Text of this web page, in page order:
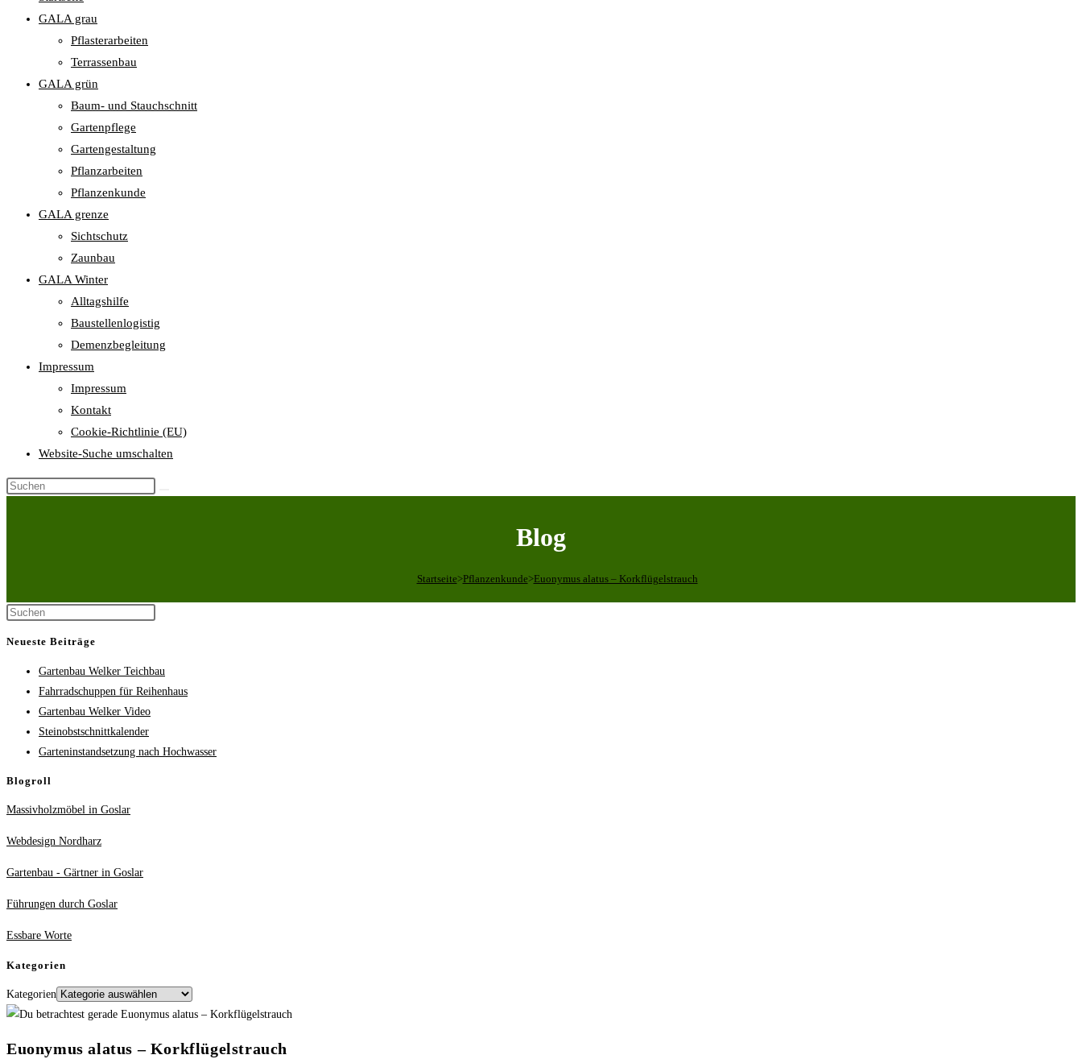
GALA grau
Pflasterarbeiten
Terrassenbau
GALA grün
Baum- und Stauchschnitt
Gartenpflege
Gartengestaltung
Pflanzarbeiten
Pflanzenkunde
GALA grenze
Sichtschutz
Zaunbau
GALA Winter
Alltagshilfe
Baustellenlogistig
Demenzbegleitung
Impressum
Impressum
Kontakt
Cookie-Richtlinie (EU)
Website-Suche umschalten
Blog
Startseite>Pflanzenkunde>Euonymus alatus – Korkflügelstrauch
Neueste Beiträge
Gartenbau Welker Teichbau
Fahrradschuppen für Reihenhaus
Gartenbau Welker Video
Steinobstschnittkalender
Garteninstandsetzung nach Hochwasser
Blogroll
Massivholzmöbel in Goslar
Webdesign Nordharz
Gartenbau - Gärtner in Goslar
Führungen durch Goslar
Essbare Worte
Kategorien
Kategorien
Euonymus alatus – Korkflügelstrauch